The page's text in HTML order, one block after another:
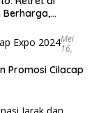
Berharga,
Mei
16,
Promosi Cilacap